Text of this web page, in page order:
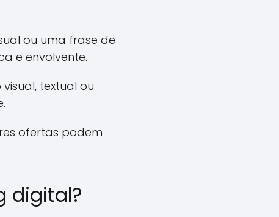
ou uma frase de
e envolvente.
textual ou
ofertas podem
digital?